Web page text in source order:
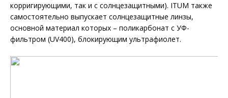
корригирующими, так и с солнцезащитными). ITUM также
самостоятельно выпускает солнцезащитные линзы,
основной материал которых – поликарбонат с УФ-
фильтром (UV400), блокирующим ультрафиолет.